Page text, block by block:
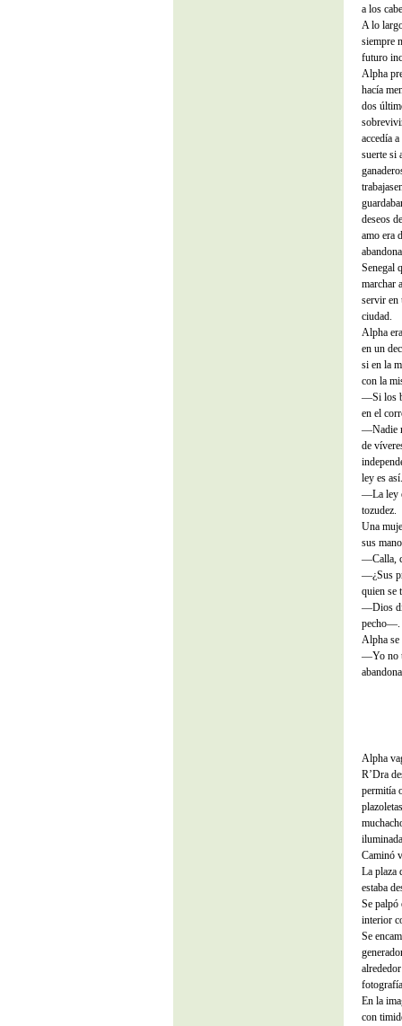
a los
A lo
siempre
futuro
Alpha
hacía
dos
accedía
suerte si
deseos
amo era
Senegal
marchar
servir en
ciudad.
Alpha
en un
si en la
con la
—Si los
en el
—Nadie
de
ley es
—La ley
tozudez.
Una
sus
—Calla,
—¿Sus
quien se
—Dios
pecho—.
Alpha se
—Yo no
Alpha
R’Dra
permitía
Caminó
La plaza
estaba
Se palpó
interior
Se
En la
con